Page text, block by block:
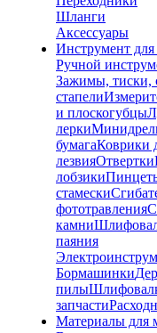
Шланги
Аксессуары
Инструмент для
Ручной
Зажимы, тиски,
стапели
и плоскогубцы
лерки
бумагаКоврики
лезвияОтвертки
лобзики
стамески
фототравления
камни
паяния
Бормашинки
пилы
запчасти
Материалы для